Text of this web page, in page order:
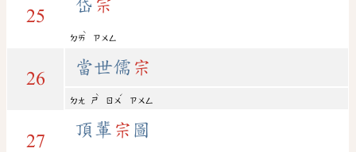
25
岱 宗
ㄉㄞ
ˋ
ㄗㄨㄥ
26
當世儒 宗
ㄉㄤ ㄕ
ˋ
ㄖㄨ
ˊ
ㄗㄨㄥ
27
頂輩 宗 圖